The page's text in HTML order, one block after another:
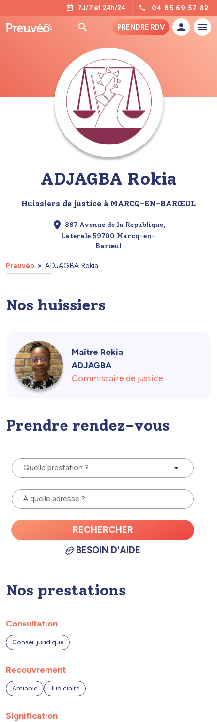
7J/7 et 24h/24 04 85 69 57 82
PRENDRE RDV
ADJAGBA Rokia
Huissiers de justice à MARCQ-EN-BARŒUL
867 Avenue de la Republique,
Laterale 59700 Marcq-en-
Barœul
Preuvéo ADJAGBA Rokia
Nos huissiers
Maître Rokia
ADJAGBA
Commissaire de justice
Prendre rendez-vous
Quelle prestation ?
À quelle adresse ?
RECHERCHER
BESOIN D'AIDE
Nos prestations
Consultation
Conseil juridique
Recouvrement
Amiable Judiciaire
Signification